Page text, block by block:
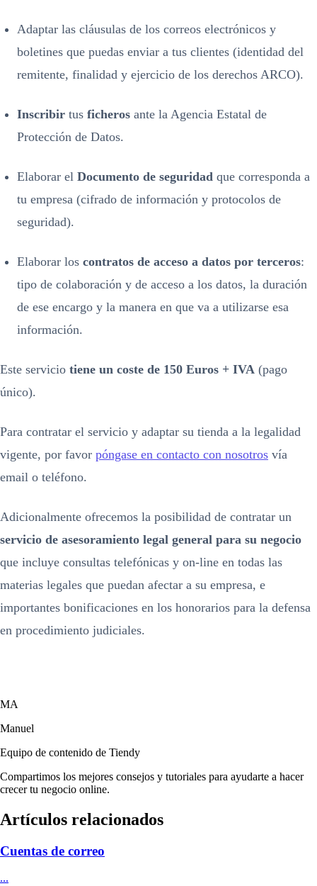
Adaptar las cláusulas de los correos electrónicos y
boletines que puedas enviar a tus clientes (identidad del
remitente, finalidad y ejercicio de los derechos ARCO).
Inscribir tus ficheros ante la Agencia Estatal de
Protección de Datos.
Elaborar el Documento de seguridad que corresponda a
tu empresa (cifrado de información y protocolos de
seguridad).
Elaborar los contratos de acceso a datos por terceros:
tipo de colaboración y de acceso a los datos, la duración
de ese encargo y la manera en que va a utilizarse esa
información.
Este servicio tiene un coste de 150 Euros + IVA (pago
único).
Para contratar el servicio y adaptar su tienda a la legalidad
vigente, por favor póngase en contacto con nosotros vía
email o teléfono.
Adicionalmente ofrecemos la posibilidad de contratar un
servicio de asesoramiento legal general para su negocio
que incluye consultas telefónicas y on-line en todas las
materias legales que puedan afectar a su empresa, e
importantes bonificaciones en los honorarios para la defensa
en procedimiento judiciales.
MA
Manuel
Equipo de contenido de Tiendy
Compartimos los mejores consejos y tutoriales para ayudarte a hacer
crecer tu negocio online.
Artículos relacionados
Cuentas de correo
...